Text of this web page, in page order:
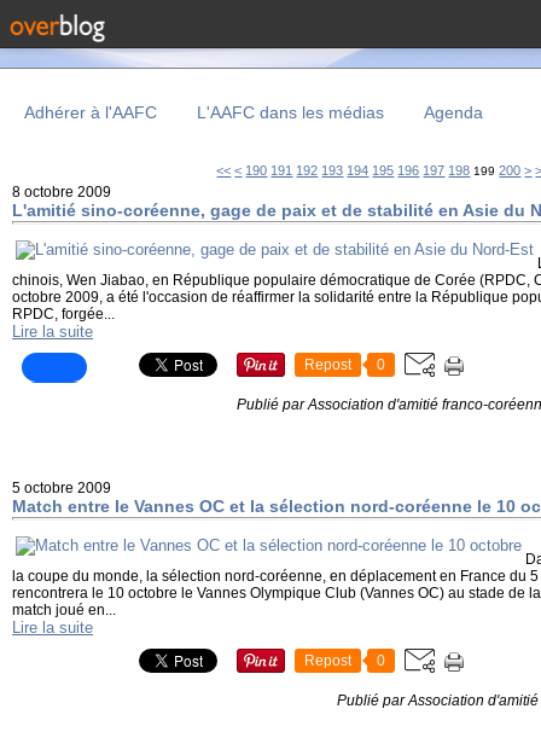
Adhérer à l'AAFC L'AAFC dans les médias Agenda
<< < 100
110
120
130
140
150
160
170
180
190 191 192 193 194 195 196 197 198 199 200 >
8 octobre 2009
L'amitié sino-coréenne, gage de paix et de stabilité en Asie du
chinois, Wen Jiabao, en République populaire démocratique de Corée (RPDC,
octobre 2009, a été l'occasion de réaffirmer la solidarité entre la République
RPDC, forgée...
Lire la suite
Repost 0
Publié par Association d'amitié franco-
5 octobre 2009
Match entre le Vannes OC et la sélection nord-coréenne le 10
la coupe du monde, la sélection nord-coréenne, en déplacement en France du
rencontrera le 10 octobre le Vannes Olympique Club (Vannes OC) au stade de
match joué en...
Lire la suite
Repost 0
Publié par Association